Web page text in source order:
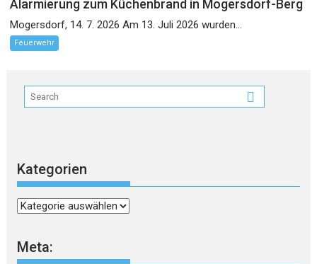
Alarmierung zum Küchenbrand in Mogersdorf-Berg
Mogersdorf, 14. 7. 2026 Am 13. Juli 2026 wurden...
Feuerwehr
Kategorien
Kategorien
Meta: